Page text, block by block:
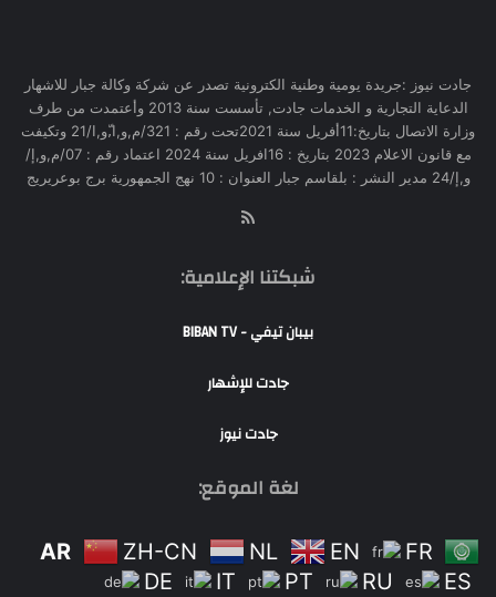
جادت نيوز :جريدة يومية وطنية الكترونية تصدر عن شركة وكالة جبار للاشهار
الدعاية التجارية و الخدمات جادت, تأسست سنة 2013 وأعتمدت من طرف
وزارة الاتصال بتاريخ:11أفريل سنة 2021تحت رقم : 321/م,و,ا,ّو,ا/21 وتكيفت
مع قانون الاعلام 2023 بتاريخ : 16افريل سنة 2024 اعتماد رقم : 07/م,و,إ/
و,إ/24 مدير النشر : بلقاسم جبار العنوان : 10 نهج الجمهورية برج بوعريريج
شبكتنا الإعلامية:
بيبان تيفي - BIBAN TV
جادت للإشهار
جادت نيوز
لغة الموقع:
AR ZH-CN NL EN
FR
DE
IT PT RU ES